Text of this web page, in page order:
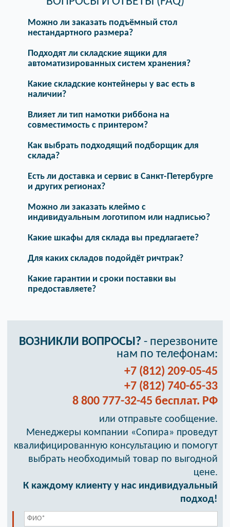
Можно ли заказать подъёмный стол
нестандартного размера?
Подходят ли складские ящики для
автоматизированных систем хранения?
Какие складские контейнеры у вас есть в
наличии?
Влияет ли тип намотки риббона на
совместимость с принтером?
Как выбрать подходящий подборщик для
склада?
Есть ли доставка и сервис в Санкт-Петербурге
и других регионах?
Можно ли заказать клеймо с
индивидуальным логотипом или надписью?
Какие шкафы для склада вы предлагаете?
Для каких складов подойдёт ричтрак?
Какие гарантии и сроки поставки вы
предоставляете?
ВОЗНИКЛИ ВОПРОСЫ? - перезвоните
нам по телефонам:
+7 (812) 209-05-45
+7 (812) 740-65-33
8 800 777-32-45 бесплат. РФ
или отправьте сообщение.
Менеджеры компании «Сопира» проведут
квалифицированную консультацию и помогут
выбрать необходимый товар по выгодной
цене.
К каждому клиенту у нас индивидуальный
подход!